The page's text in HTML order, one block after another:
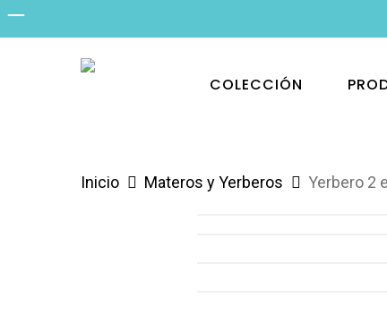
Skip
to
COLECCIÓN
Inicio Materos y Yerberos Yerbero 2